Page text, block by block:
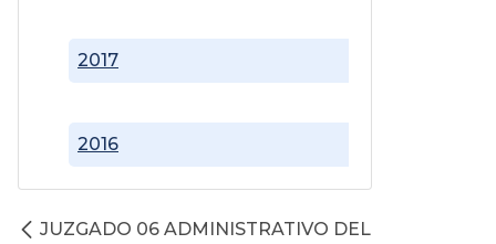
2016
2017
JUZGADO 06 ADMINISTRATIVO DEL